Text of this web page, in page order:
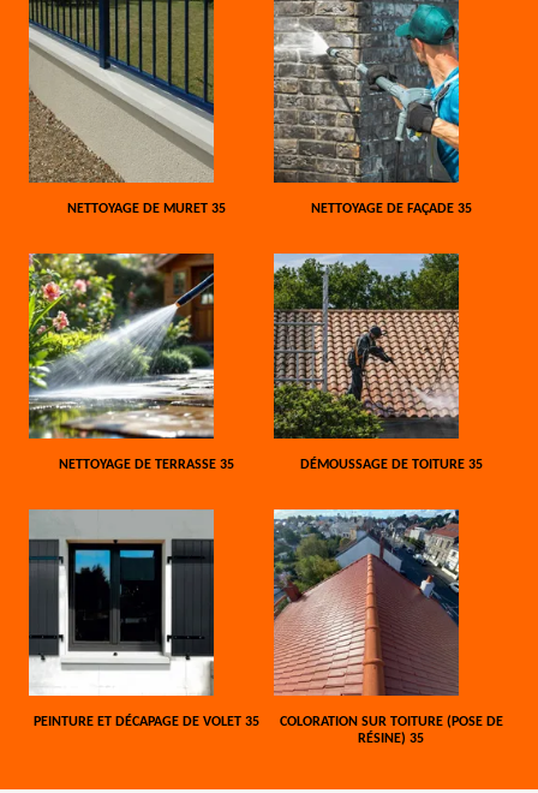
NETTOYAGE DE MURET 35 NETTOYAGE DE FAÇADE 35
NETTOYAGE DE TERRASSE 35 DÉMOUSSAGE DE TOITURE 35
PEINTURE ET DÉCAPAGE DE VOLET 35
COLORATION SUR TOITURE (POSE DE
RÉSINE) 35